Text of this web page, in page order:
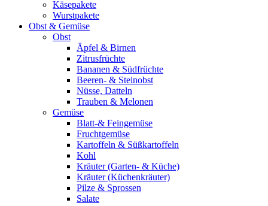
Käsepakete
Wurstpakete
Obst & Gemüse
Obst
Äpfel & Birnen
Zitrusfrüchte
Bananen & Südfrüchte
Beeren- & Steinobst
Nüsse, Datteln
Trauben & Melonen
Gemüse
Blatt-& Feingemüse
Fruchtgemüse
Kartoffeln & Süßkartoffeln
Kohl
Kräuter (Garten- & Küche)
Kräuter (Küchenkräuter)
Pilze & Sprossen
Salate